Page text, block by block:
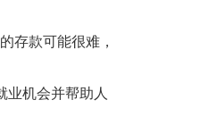
存款可能很难，
业机会并帮助人